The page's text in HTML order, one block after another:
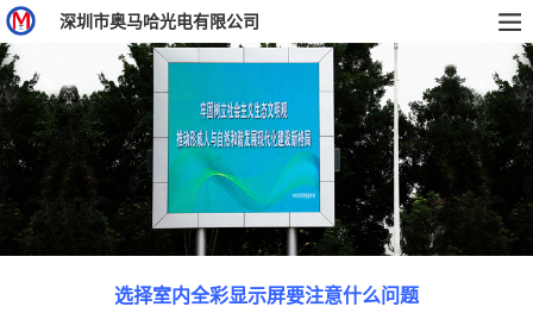
深圳市奥马哈光电有限公司
选择室内全彩显示屏要注意什么问题